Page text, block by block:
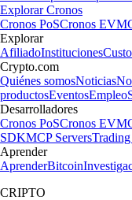
Explorar Cronos
Cronos PoSCronos EVM
Explorar
AfiliadoInstituciones
Crypto.com
Quiénes somosNoticias
productosEventosEmpleo
Desarrolladores
Cronos PoSCronos EVM
SDKMCP Servers
Aprender
AprenderBitcoin
CRIPTO